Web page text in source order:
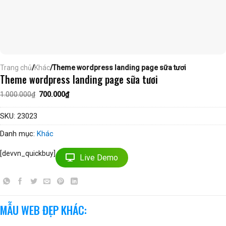
Trang chủ/Khác/Theme wordpress landing page sữa tươi
Theme wordpress landing page sữa tươi
1.000.000₫ Giá
là:
700.000₫Giá
hiện
tại
SKU: 23023
Danh mục: Khác
[devvn_quickbuy] Live Demo
MẪU WEB ĐẸP KHÁC: